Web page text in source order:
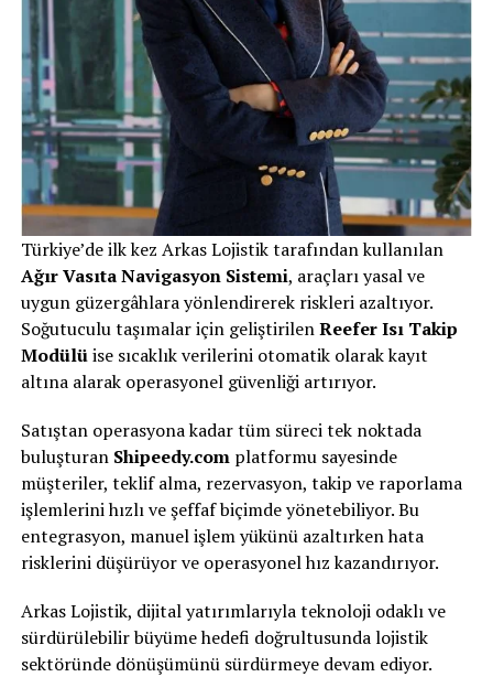
Türkiye’de ilk kez Arkas Lojistik tarafından kullanılan
Ağır Vasıta Navigasyon Sistemi, araçları yasal ve
uygun güzergâhlara yönlendirerek riskleri azaltıyor.
Soğutuculu taşımalar için geliştirilenReefer Isı Takip
Modülüise sıcaklık verilerini otomatik olarak kayıt
altına alarak operasyonel güvenliği artırıyor.
Satıştan operasyona kadar tüm süreci tek noktada
buluşturan Shipeedy.complatformu sayesinde
müşteriler, teklif alma, rezervasyon, takip ve raporlama
işlemlerini hızlı ve şeffaf biçimde yönetebiliyor. Bu
entegrasyon, manuel işlem yükünü azaltırken hata
risklerini düşürüyor ve operasyonel hız kazandırıyor.
Arkas Lojistik, dijital yatırımlarıyla teknoloji odaklı ve
sürdürülebilir büyüme hedefi doğrultusunda lojistik
sektöründe dönüşümünü sürdürmeye devam ediyor.